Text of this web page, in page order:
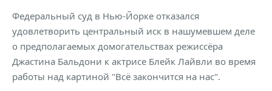
Федеральный суд в Нью-Йорке отказался
удовлетворить центральный иск в нашумевшем деле
о предполагаемых домогательствах режиссёра
Джастина Бальдони к актрисе Блейк Лайвли во время
работы над картиной "Всё закончится на нас".